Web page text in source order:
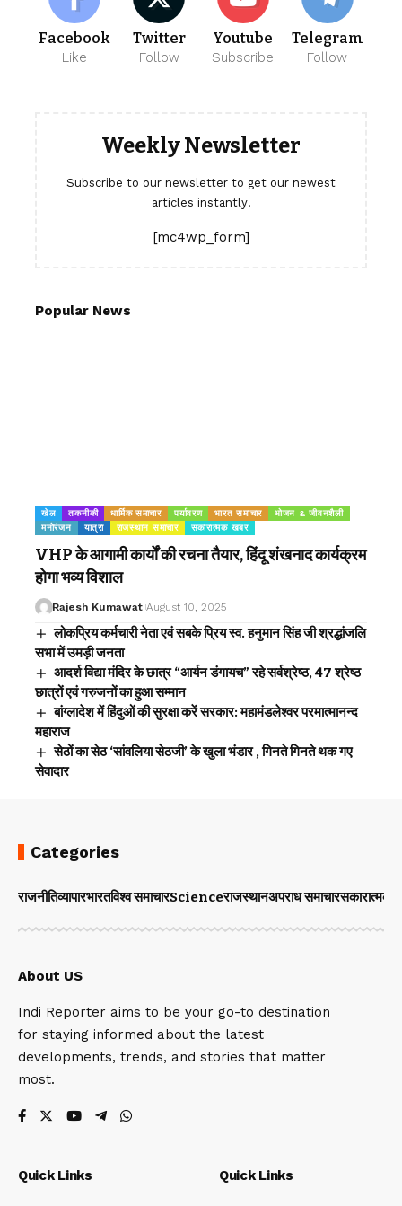
Facebook
Like
Twitter
Follow
Youtube
Subscribe
Telegram
Follow
Weekly Newsletter
Subscribe to our newsletter to get our newest
articles instantly!
[mc4wp_form]
Popular News
खेल तकनीकी धार्मिक समाचार पर्यावरण भारत समाचार
भोजन & जीवनशैली
मनोरंजन
यात्रा राजस्थान समाचार सकारात्मक खबर
VHP के आगामी कार्यों की रचना तैयार, हिंदू शंखनाद कार्यक्रम
होगा भव्य विशाल
Rajesh Kumawat August 10, 2025
लोकप्रिय कर्मचारी नेता एवं सबके प्रिय स्व. हनुमान सिंह जी श्रद्धांजलि
सभा में उमड़ी जनता
आदर्श विद्या मंदिर के छात्र “आर्यन डंगायच” रहे सर्वश्रेष्ठ, 47 श्रेष्ठ
छात्रों एवं गरुजनों का हुआ सम्मान
बांग्लादेश में हिंदुओं की सुरक्षा करें सरकार: महामंडलेश्वर परमात्मानन्द
महाराज
सेठों का सेठ ‘सांवलिया सेठजी’ के खुला भंडार , गिनते गिनते थक गए
सेवादार
Categories
राजनीतिव्यापारभारतविश्व समाचारScienceराजस्थानअपराध समाचारसकारात्मक
About US
Indi Reporter aims to be your go-to destination
for staying informed about the latest
developments, trends, and stories that matter
most.
Quick Links Quick Links